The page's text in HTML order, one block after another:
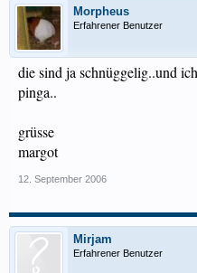
Morpheus
Erfahrener Benutzer
die sind ja schnüggelig..und
pinga..
grüsse
margot
12. September 2006
Mirjam
Erfahrener Benutzer